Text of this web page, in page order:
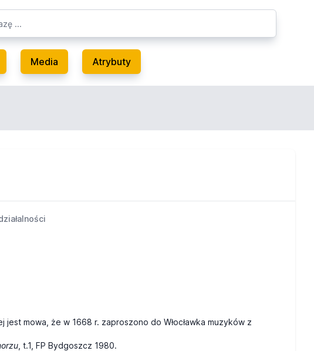
Media Atrybuty
mowa, że w 1668 r. zaproszono do Włocławka muzyków z
, t.1, FP Bydgoszcz 1980.